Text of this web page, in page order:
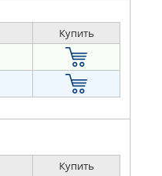
Купить
Купить